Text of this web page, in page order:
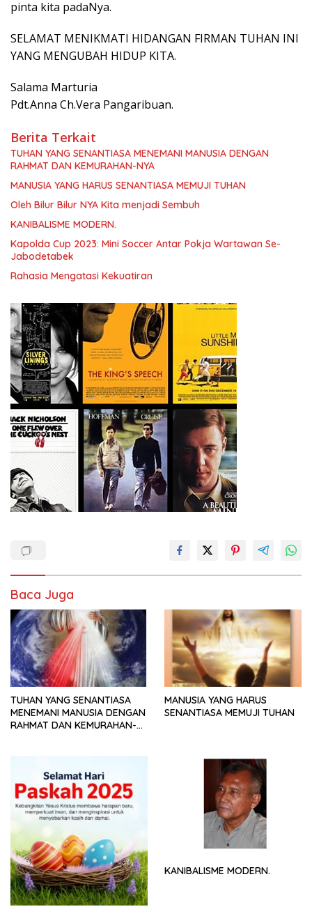
pinta kita padaNya.
SELAMAT MENIKMATI HIDANGAN FIRMAN TUHAN INI
YANG MENGUBAH HIDUP KITA.
Salama Marturia
Pdt.Anna Ch.Vera Pangaribuan.
Berita Terkait
TUHAN YANG SENANTIASA MENEMANI MANUSIA DENGAN
RAHMAT DAN KEMURAHAN-NYA
MANUSIA YANG HARUS SENANTIASA MEMUJI TUHAN
Oleh Bilur Bilur NYA Kita menjadi Sembuh
KANIBALISME MODERN.
Kapolda Cup 2023: Mini Soccer Antar Pokja Wartawan Se-
Jabodetabek
Rahasia Mengatasi Kekuatiran
Baca Juga
TUHAN YANG SENANTIASA
MENEMANI MANUSIA DENGAN
RAHMAT DAN KEMURAHAN-
MANUSIA YANG HARUS
SENANTIASA MEMUJI TUHAN
KANIBALISME MODERN.